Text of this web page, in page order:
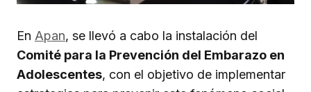
En Apan, se llevó a cabo la instalación del
Comité para la Prevención del Embarazo en
Adolescentes, con el objetivo de implementar